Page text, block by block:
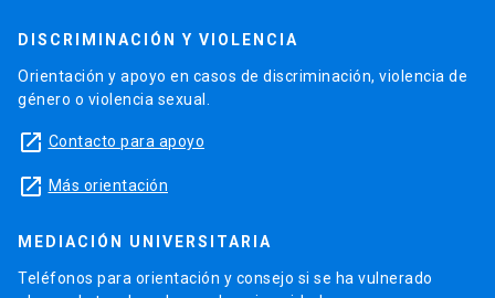
DISCRIMINACIÓN Y VIOLENCIA
Orientación y apoyo en casos de discriminación, violencia de
género o violencia sexual.
launch Contacto para apoyo
launch Más orientación
MEDIACIÓN UNIVERSITARIA
Teléfonos para orientación y consejo si se ha vulnerado